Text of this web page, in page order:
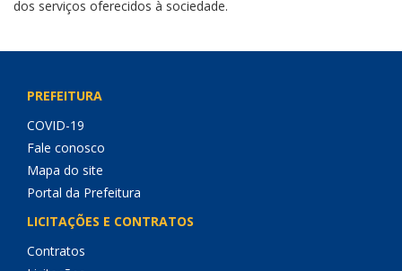
dos serviços oferecidos à sociedade.
PREFEITURA
COVID-19
Fale conosco
Mapa do site
Portal da Prefeitura
LICITAÇÕES E CONTRATOS
Contratos